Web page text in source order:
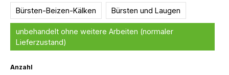
Bürsten-Beizen-Kälken Bürsten und Laugen
unbehandelt ohne weitere Arbeiten (normaler
Lieferzustand)
Anzahl